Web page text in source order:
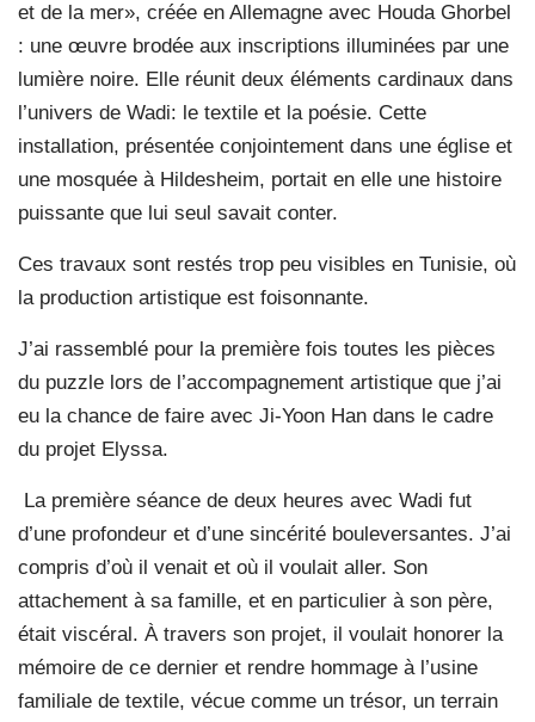
et de la mer», créée en Allemagne avec Houda Ghorbel
: une œuvre brodée aux inscriptions illuminées par une
lumière noire. Elle réunit deux éléments cardinaux dans
l’univers de Wadi: le textile et la poésie. Cette
installation, présentée conjointement dans une église et
une mosquée à Hildesheim, portait en elle une histoire
puissante que lui seul savait conter.
Ces travaux sont restés trop peu visibles en Tunisie, où
la production artistique est foisonnante.
J’ai rassemblé pour la première fois toutes les pièces
du puzzle lors de l’accompagnement artistique que j’ai
eu la chance de faire avec Ji-Yoon Han dans le cadre
du projet Elyssa.
La première séance de deux heures avec Wadi fut
d’une profondeur et d’une sincérité bouleversantes. J’ai
compris d’où il venait et où il voulait aller. Son
attachement à sa famille, et en particulier à son père,
était viscéral. À travers son projet, il voulait honorer la
mémoire de ce dernier et rendre hommage à l’usine
familiale de textile, vécue comme un trésor, un terrain